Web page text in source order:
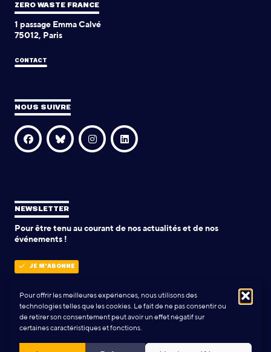
Pour offrir les meilleures expériences, nous utilisons des
technologies telles que les cookies. Le fait de ne pas consentir ou
de retirer son consentement peut avoir un effet négatif sur
certaines caractéristiques et fonctions.
ZERO WASTE FRANCE
1 passage Emma Calvé
75012, Paris
CONTACT
NOUS SUIVRE
NEWSLETTER
Pour être tenu au courant de nos actualités et de nos
événements !
JE M'ABONNE
POLITIQUE DE CONFIDENTIALITÉ